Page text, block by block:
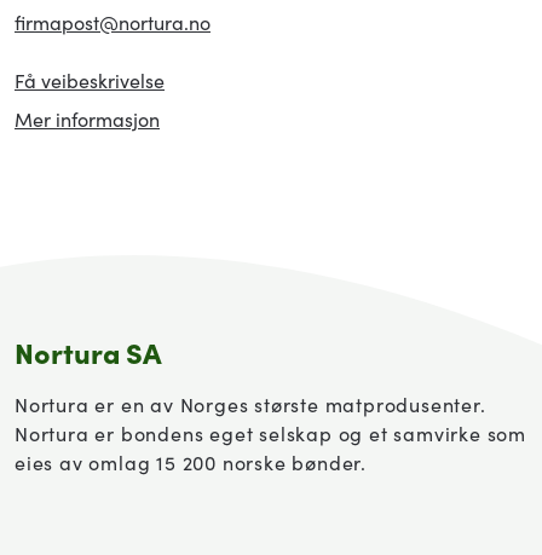
firmapost@nortura.no
Få veibeskrivelse
Mer informasjon
Nortura SA
Nortura er en av Norges største matprodusenter.
Nortura er bondens eget selskap og et samvirke som
eies av omlag 15 200 norske bønder.